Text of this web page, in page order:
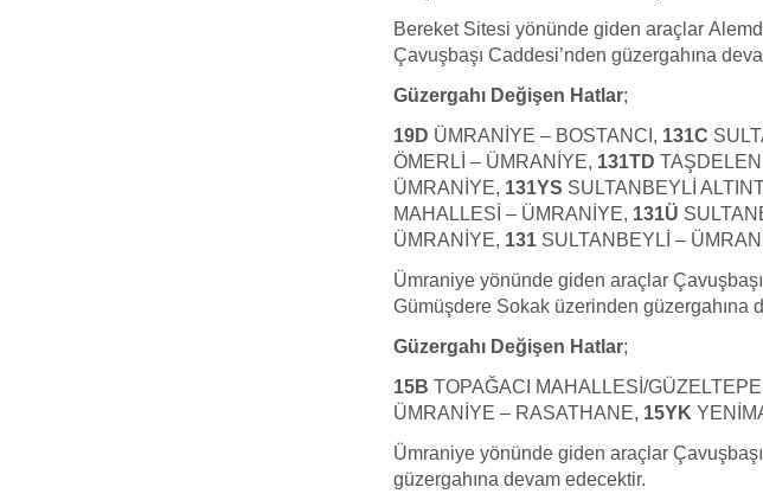
Bereket Sitesi yönünde giden araçlar
Çavuşbaşı Caddesi’nden güzergahına
Güzergahı Değişen Hatlar;
19D ÜMRANİYE – BOSTANCI, 131C
ÖMERLİ – ÜMRANİYE, 131TD
ÜMRANİYE, 131YS SULTANBEYLİ
MAHALLESİ – ÜMRANİYE, 131Ü
ÜMRANİYE, 131 SULTANBEYLİ –
Ümraniye yönünde giden araçlar
Gümüşdere Sokak üzerinden güzergahına
Güzergahı Değişen Hatlar;
15B TOPAĞACI MAHALLESİ/
ÜMRANİYE – RASATHANE, 15YK
Ümraniye yönünde giden araçlar
güzergahına devam edecektir.